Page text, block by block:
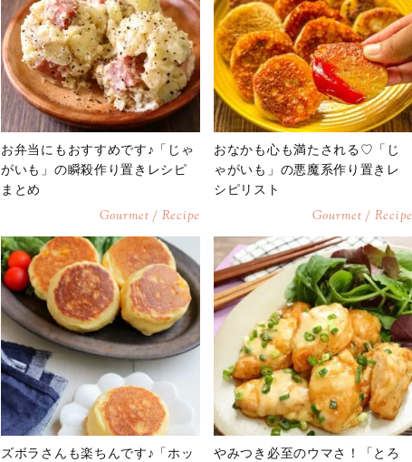
お弁当にもおすすめです♪「じゃ
がいも」の瞬殺作り置きレシピ
まとめ
Gourmet / Recipe
おなかも心も満たされる♡「じ
ゃがいも」の悪魔系作り置きレ
シピリスト
Gourmet / Recipe
ズボラさんも楽ちんです♪「ホッ
やみつき必至のウマさ！「とろ